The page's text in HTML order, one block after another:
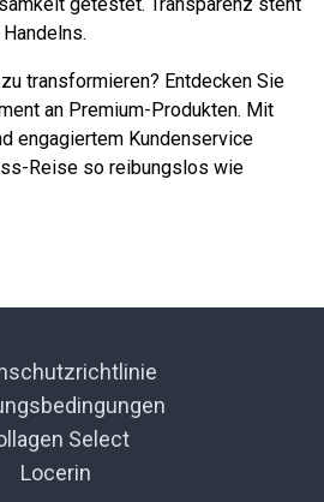
transformieren? Entdecken Sie
an Premium-Produkten. Mit
engagiertem Kundenservice
Reise so reibungslos wie
Select
Locerin